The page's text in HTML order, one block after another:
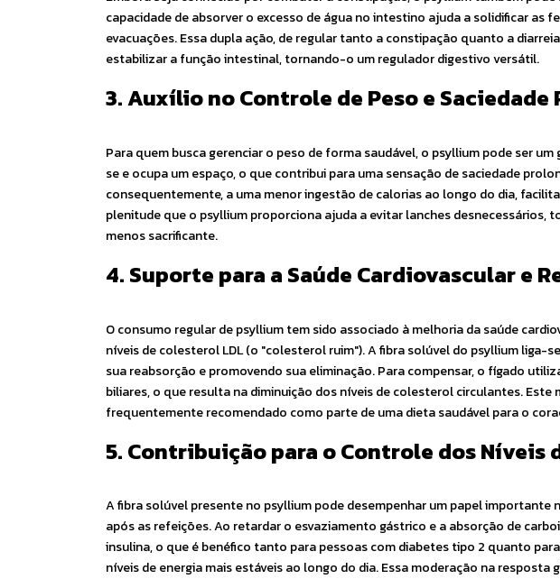
capacidade de absorver o excesso de água no intestino ajuda a solidificar as
evacuações. Essa dupla ação, de regular tanto a constipação quanto a
estabilizar a função intestinal, tornando-o um regulador digestivo versátil.
3. Auxílio no Controle de Peso e Saciedade
Para quem busca gerenciar o peso de forma saudável, o psyllium pode ser
se e ocupa um espaço, o que contribui para uma sensação de saciedade
consequentemente, a uma menor ingestão de calorias ao longo do dia,
plenitude que o psyllium proporciona ajuda a evitar lanches desnecessários,
menos sacrificante.
4. Suporte para a Saúde Cardiovascular e
O consumo regular de psyllium tem sido associado à melhoria da saúde
níveis de colesterol LDL (o "colesterol ruim"). A fibra solúvel do psyllium liga-
sua reabsorção e promovendo sua eliminação. Para compensar, o fígado
biliares, o que resulta na diminuição dos níveis de colesterol circulantes.
frequentemente recomendado como parte de uma dieta saudável para o
5. Contribuição para o Controle dos Níveis
A fibra solúvel presente no psyllium pode desempenhar um papel importante
após as refeições. Ao retardar o esvaziamento gástrico e a absorção de
insulina, o que é benéfico tanto para pessoas com diabetes tipo 2 quanto
níveis de energia mais estáveis ao longo do dia. Essa moderação na